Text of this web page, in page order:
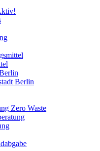
Berlin
Zero Waste